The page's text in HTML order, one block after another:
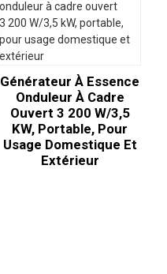
Générateur À Essence
Onduleur À Cadre
Ouvert 3 200 W/3,5
KW, Portable, Pour
Usage Domestique Et
Extérieur